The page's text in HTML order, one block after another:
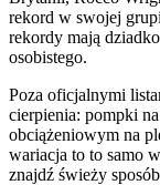
rekord w swojej
rekordy mają
osobistego.
Poza oficjalnymi
cierpienia: pompki
obciążeniowym na
wariacja to to samo
znajdź świeży